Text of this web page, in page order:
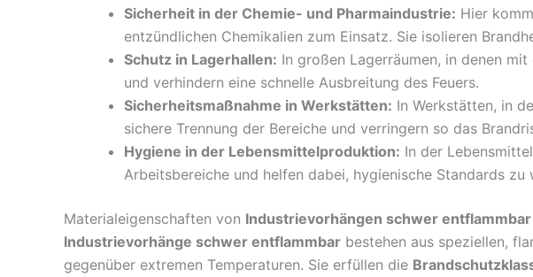
Sicherheit in der Chemie- und Pharmaindustrie: Hier
entzündlichen Chemikalien zum Einsatz. Sie isolieren
Schutz in Lagerhallen: In großen Lagerräumen, in denen
und verhindern eine schnelle Ausbreitung des Feuers.
Sicherheitsmaßnahme in Werkstätten: In Werkstätten, in
sichere Trennung der Bereiche und verringern so das
Hygiene in der Lebensmittelproduktion: In der
Arbeitsbereiche und helfen dabei, hygienische Standards zu
Materialeigenschaften von Industrievorhängen schwer entflammbar
Industrievorhänge schwer entflammbar bestehen aus speziellen,
gegenüber extremen Temperaturen. Sie erfüllen die